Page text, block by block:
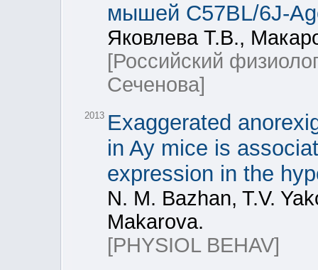
мышей C57BL/6J-
Яковлева Т.В.,
[Российский
Сеченова]
2013 Exaggerated
in Ay mice is
expression in the
N. M. Bazhan, T.V.
Makarova.
[PHYSIOL BEHAV]